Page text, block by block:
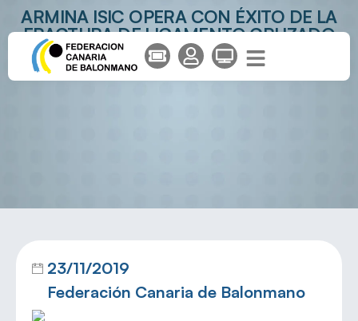
ARMINA ISIC OPERA CON ÉXITO DE LA
FRACTURA DE LIGAMENTO CRUZADO
Y MENISCO
23/11/2019
Federación Canaria de Balonmano